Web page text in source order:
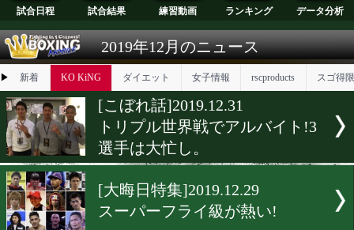
試合日程 試合結果 練習動画 ランキング
2019年12月のニュース
▶ 新着 KO KiNG ダイエット
[こぼれ話]2019.12.31
トリプル世界戦でアルバイ